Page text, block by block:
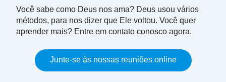
Você sabe como Deus nos ama? Deus usou vários
métodos, para nos dizer que Ele voltou. Você quer
aprender mais? Entre em contato conosco agora.
Junte-se às nossas reuniões online